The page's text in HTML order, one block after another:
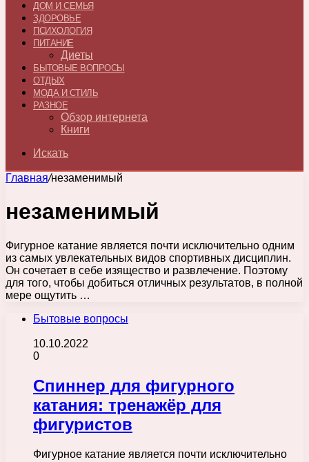
ДОМ И СЕМЬЯ
ЗДОРОВЬЕ
ПСИХОЛОГИЯ
ПИТАНИЕ
Диеты
БЫТОВЫЕ ВОПРОСЫ
ОТДЫХ
МОДА И СТИЛЬ
РАЗНОЕ
Обзор интернета
Книги
Искать
Главная/незаменимый
незаменимый
Фигурное катание является почти исключительно одним
из самых увлекательных видов спортивных дисциплин.
Он сочетает в себе изящество и развлечение. Поэтому
для того, чтобы добиться отличных результатов, в полной
мере ощутить …
Бытовые вопросы
10.10.2022
0
Спиннер для фигурного
катания: тренажёр для
фигуристов
Фигурное катание является почти исключительно